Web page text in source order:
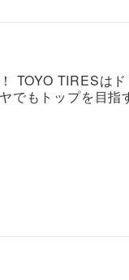
TOYO TIRESは
でもトップを目指